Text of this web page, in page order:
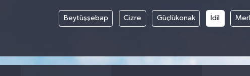
Beytüşşebap Cizre Güçlükonak İdil